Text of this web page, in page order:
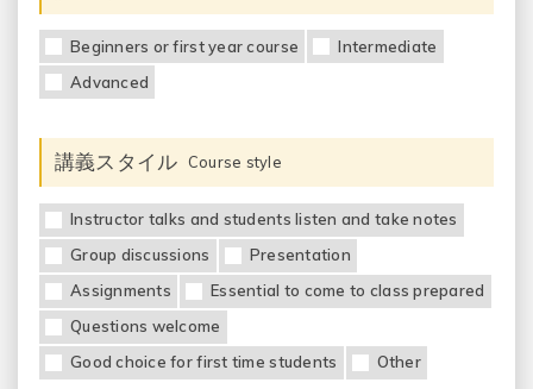
Beginners or first year course
Intermediate
Advanced
講義スタイル Course style
Instructor talks and students listen and take notes
Group discussions
Presentation
Assignments
Essential to come to class prepared
Questions welcome
Good choice for first time students
Other